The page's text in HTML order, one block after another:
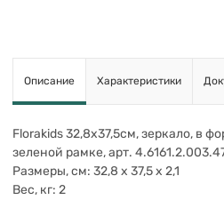
Описание Характеристики
Florakids 32,8х37,5см, зеркало, в
зеленой рамке, арт.
Размеры, см: 32,8 х 37,5 х 2,1
Вес, кг: 2